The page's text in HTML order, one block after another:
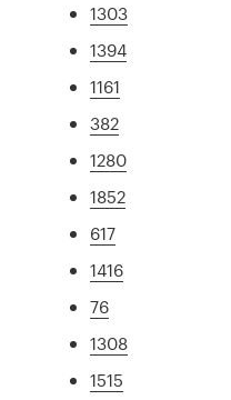
1303
1394
1161
382
1280
1852
617
1416
76
1308
1515